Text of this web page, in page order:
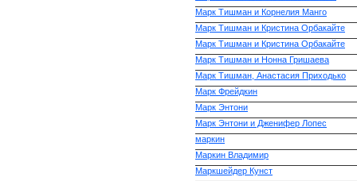
Марк Тишман и Корнелия Манго
Марк Тишман и Кристина Орбакайте
Марк Тишман и Кристина Орбакайте
Марк Тишман и Нонна Гришаева
Марк Тишман, Анастасия Приходько
Марк Фрейдкин
Марк Энтони
Марк Энтони и Дженифер Лопес
маркин
Маркин Владимир
Маркшейдер Кунст